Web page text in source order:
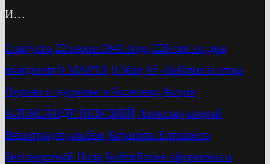
И…
2 августа 22 июня 1941 года 220 лет со дня
рождения 8 МАРТА 9 Мая Vf »Библия и отцы
Церкви о здоровье и болезнях Акция
АЛЕКСАНДР НЕВСКИЙ Алексин алерий
Виноградов альбом Баранова Елизавета
Бессмертный Полк Библейские афоризмы и